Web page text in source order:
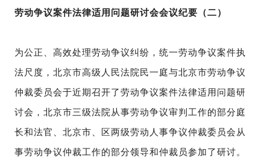
劳动争议案件法律适用问题研讨会会议纪要（二）
为公正、高效处理劳动争议纠纷，统一劳动争议案件执
法尺度，北京市高级人民法院民一庭与北京市劳动争议
仲裁委员会于近期召开了劳动争议案件法律适用问题研
讨会，北京市三级法院从事劳动争议审判工作的部分庭
长和法官、北京市、区两级劳动人事争议仲裁委员会从
事劳动争议仲裁工作的部分领导和仲裁员参加了研讨。